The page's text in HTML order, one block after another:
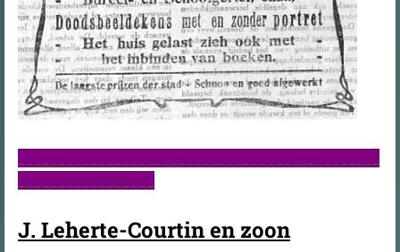
J. Leherte-Courtin en zoon